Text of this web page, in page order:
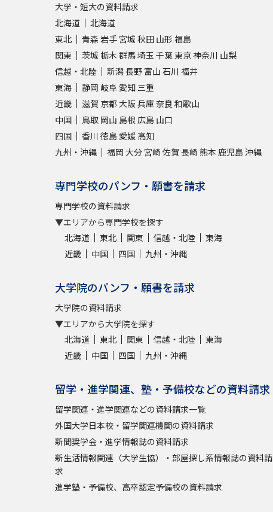
大学・短大の資料請求
北海道
北海道
東北
青森 岩手 宮城 秋田 山形 福島
関東
茨城 栃木 群馬埼玉 千葉東京神奈川 山梨
信越・北陸
新潟長野 富山 石川 福井
東海
静岡 岐阜 愛知 三重
近畿
滋賀 京都 大阪兵庫奈良 和歌山
中国
鳥取 岡山 島根 広島 山口
四国
香川 徳島 愛媛 高知
九州・沖縄
福岡 大分 宮崎 佐賀 長崎 熊本 鹿児島沖縄
専門学校のパンフ・願書を請求
専門学校の資料請求
▼エリアから専門学校を探す
北海道
東北 関東 信越・北陸
東海
近畿
中国 四国 九州・沖縄
大学院のパンフ・願書を請求
大学院の資料請求
▼エリアから大学院を探す
北海道
東北 関東 信越・北陸
東海
近畿
中国 四国 九州・沖縄
留学・進学関連、塾・予備校などの資料請求
留学関連・進学関連などの資料請求一覧
外国大学日本校・留学関連機関の資料請求
新聞奨学会・進学情報誌の資料請求
新生活情報関連（大学生協）・部屋探し系情報誌の資料請
求
進学塾・予備校、高卒認定予備校の資料請求